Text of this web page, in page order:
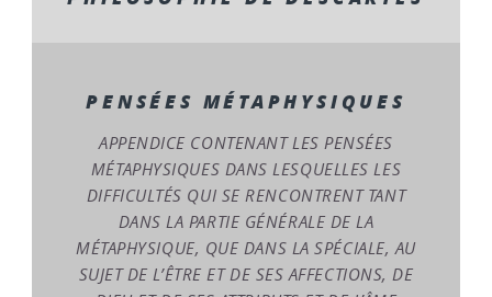
PENSÉES MÉTAPHYSIQUES
APPENDICE CONTENANT LES PENSÉES
MÉTAPHYSIQUES DANS LESQUELLES LES
DIFFICULTÉS QUI SE RENCONTRENT TANT
DANS LA PARTIE GÉNÉRALE DE LA
MÉTAPHYSIQUE, QUE DANS LA SPÉCIALE, AU
SUJET DE L’ÊTRE ET DE SES AFFECTIONS, DE